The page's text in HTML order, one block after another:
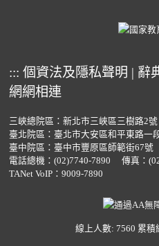
::: 個資法及隱私聲明 | 辭
網網相連
三峽總院區：新北市三峽區三樹路2號
臺北院區：臺北市大安區和平東路一
臺中院區：臺中市豐原區師範街67號
電話總機： (02)7740-7890
傳真：
TANet VoIP：9009-7890
線上人數: 7560 累積